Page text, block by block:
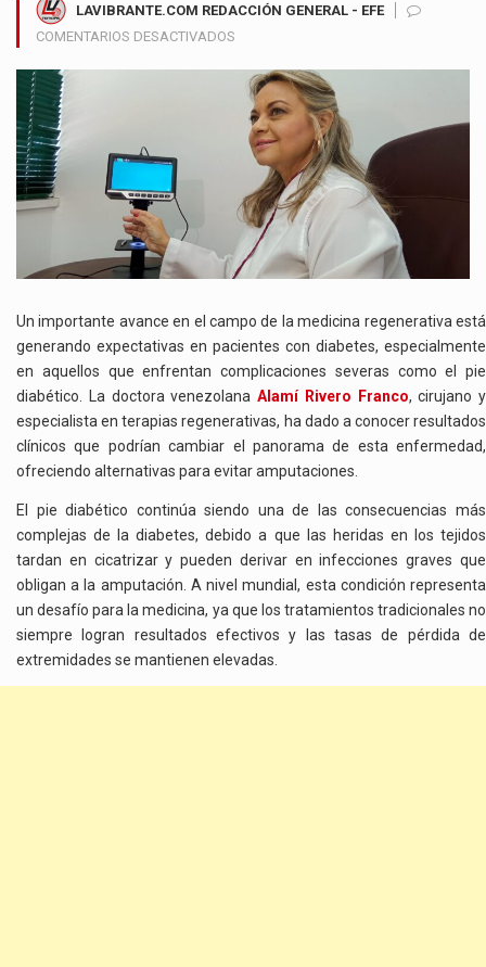
LAVIBRANTE.COM REDACCIÓN GENERAL - EFE
COMENTARIOS DESACTIVADOS
MÉDICO
CON
SELLO
VENEZOLANO
ABRE
NUEVAS
POSIBILIDADES
PARA
PACIENTES
DIABÉTICO
Un importante avance en el campo de la medicina regenerativa está
generando expectativas en pacientes con diabetes, especialmente
en aquellos que enfrentan complicaciones severas como el pie
diabético. La doctora venezolana Alamí Rivero Franco, cirujano y
especialista en terapias regenerativas, ha dado a conocer resultados
clínicos que podrían cambiar el panorama de esta enfermedad,
ofreciendo alternativas para evitar amputaciones.
El pie diabético continúa siendo una de las consecuencias más
complejas de la diabetes, debido a que las heridas en los tejidos
tardan en cicatrizar y pueden derivar en infecciones graves que
obligan a la amputación. A nivel mundial, esta condición representa
un desafío para la medicina, ya que los tratamientos tradicionales no
siempre logran resultados efectivos y las tasas de pérdida de
extremidades se mantienen elevadas.